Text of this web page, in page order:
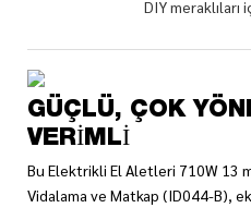
DIY meraklıları
GÜÇLÜ, ÇOK
VERIMLI
Bu Elektrikli El Aletleri 710W 13
Vidalama ve Matkap (ID044-B),